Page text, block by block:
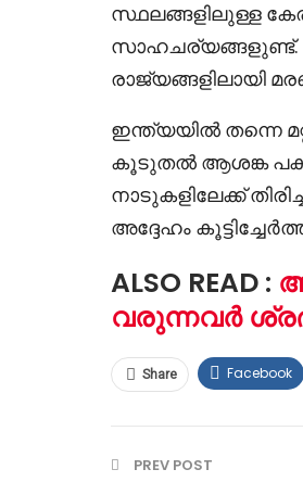
സ്ഥലങ്ങളിലുള്ള
സാഹചര്യങ്ങളുണ്ട്.
രാജ്യങ്ങളിലായി
ഇന്ത്യയിൽ തന്നെ
കൂടുതൽ ആശങ്ക
നാടുകളിലേക്ക്
അദ്ദേഹം
ALSO READ :
വരുന്നവർ
Share Facebook
PREV POST